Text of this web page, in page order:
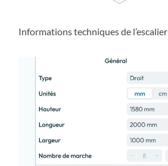
Informations techniques de l’escalier